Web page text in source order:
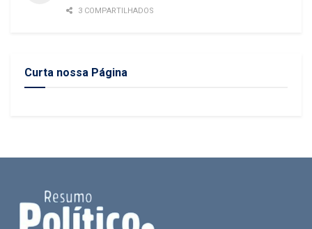
3 COMPARTILHADOS
Curta nossa Página